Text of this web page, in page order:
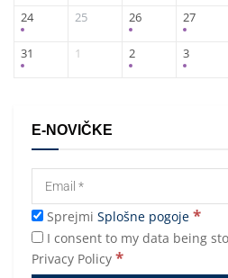
24 25 26 27
31 1 2 3
E-NOVIČKE
Sprejmi Splošne pogoje *
I consent to my data being
Privacy Policy *